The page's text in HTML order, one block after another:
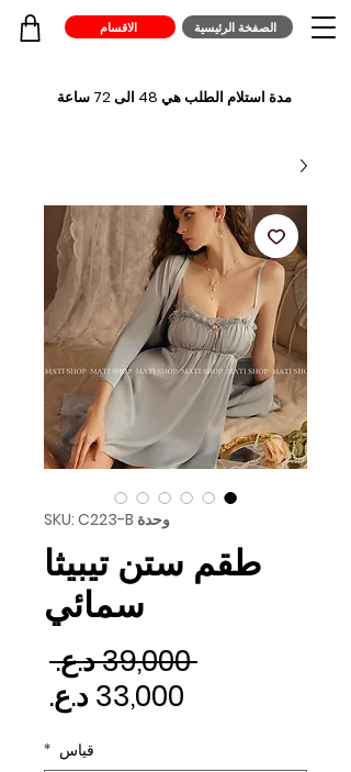
الصفخة الرئيسية الاقسام
مدة استلام الطلب هي 48 الى 72 ساعة
وحدة SKU: C223-B
طقم ستن تيبيثا
سمائي
‏39,000 د.ع.‏
قياس *